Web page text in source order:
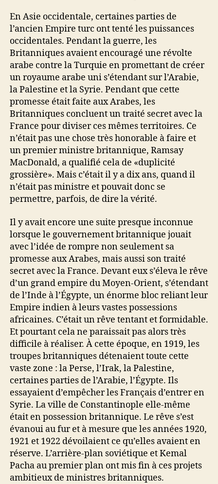
En Asie occidentale, certaines parties de
l’ancien Empire turc ont tenté les puissances
occidentales. Pendant la guerre, les
Britanniques avaient encouragé une révolte
arabe contre la Turquie en promettant de créer
un royaume arabe uni s’étendant sur l’Arabie,
la Palestine et la Syrie. Pendant que cette
promesse était faite aux Arabes, les
Britanniques concluent un traité secret avec la
France pour diviser ces mêmes territoires. Ce
n’était pas une chose très honorable à faire et
un premier ministre britannique, Ramsay
MacDonald, a qualifié cela de «duplicité
grossière». Mais c’était il y a dix ans, quand il
n’était pas ministre et pouvait donc se
permettre, parfois, de dire la vérité.
Il y avait encore une suite presque inconnue
lorsque le gouvernement britannique jouait
avec l’idée de rompre non seulement sa
promesse aux Arabes, mais aussi son traité
secret avec la France. Devant eux s’éleva le rêve
d’un grand empire du Moyen-Orient, s’étendant
de l’Inde à l’Égypte, un énorme bloc reliant leur
Empire indien à leurs vastes possessions
africaines. C’était un rêve tentant et formidable.
Et pourtant cela ne paraissait pas alors très
difficile à réaliser. À cette époque, en 1919, les
troupes britanniques détenaient toute cette
vaste zone : la Perse, l’Irak, la Palestine,
certaines parties de l’Arabie, l’Égypte. Ils
essayaient d’empêcher les Français d’entrer en
Syrie. La ville de Constantinople elle-même
était en possession britannique. Le rêve s’est
évanoui au fur et à mesure que les années 1920,
1921 et 1922 dévoilaient ce qu’elles avaient en
réserve. L’arrière-plan soviétique et Kemal
Pacha au premier plan ont mis fin à ces projets
ambitieux de ministres britanniques.